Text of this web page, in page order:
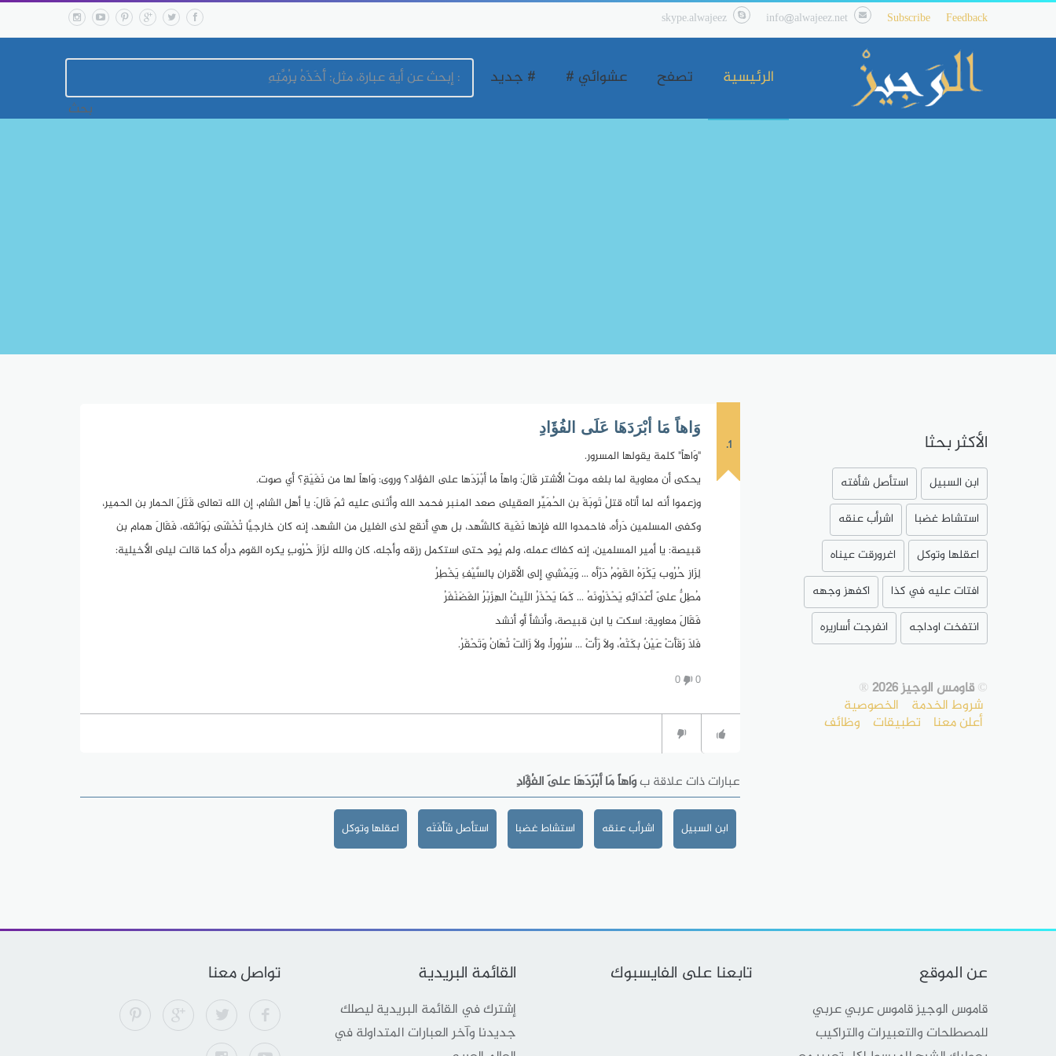
Feedback
Subscribe
info@alwajeez.net
skype.alwajeez
الرئيسية تصفح عشوائي # # جديد
1.
وَاهاً مَا أبْرَدَهَا عَلَى الفُؤَادِ
"وَاهاً" كلمة يقولها المسرور.
يحكى أن معاوية لما بلغه موتُ الأشتر قَالَ: واهاً ما أبْرَدَها على الفؤاد؟ وروى: وَاهاً لها من نَغَيَةٍ؟ أي صوت.
وزعموا أنه لما أتاه قتلُ تَوبَةَ بن الحُمَيِّرِ العقيلى صعد المنبر فحمد الله وأثنى عليه ثمَ قَالَ: يا أهل الشام، إن الله تعالى قَتَلَ الحمار بن الحمير،
وكفى المسلمين دَرأه، فاحمدوا الله فإنها نَغَية كالشَّهد، بل هي أَنقع لذى الغليل من الشهد، إنه كان خارجيَّا تُخْشَى بَوَاثقه، فَقَالَ همام بن
قبيصة: يا أمير المسلمين، إنه كفاك عمله، ولم يُودِ حتى استكمل رزقه وأجله، كان والله لزَازَ حُرُوبٍ يكره القوم درأه كما قالت ليلى الأَخيلية:
لِزَاز حُرُوب يَكْرَهُ القَوْمُ دَرْأه ... وَيَمْشِي إلى الأقرانِ بِالسَّيْفِ يَخْطِرُ
مُطِلٌّ عَلَى أعْدَائِهِ يَحْذَرُونَهُ ... كَمَا يَحْذَرُ اللّيثُ الهِزَبْرُ الغَضَنْفَرُ
فَقَالَ معاوية: اسكت يا ابن قبيصة، وأنشأ أو أنشد
فَلاَ رَقَأَتْ عَيْنٌ بكَتْهُ، ولاَ رَأَتْ ... سُرُوراً، ولاَ زَالَتْ تُهَانُ وَتَحْقَرُ.
0
0
عبارات ذات علاقة بوَاهاً مَا أبْرَدَهَا عَلَى الفُؤَادِ
ابن السبيل اشرأب عنقه استشاط غضبا استأصل شَأْفَتَه اعقلها وتوكل
الأكثر بحثا
ابن السبيل
استأصل شأفته
استشاط غضبا
اشرأب عنقه
اعقلها وتوكل
اغرورقت عيناه
افتات عليه في كذا
اكفهز وجهه
انتفخت اوداجه
انفرجت أساريره
©قاومس الوجيز 2026 ®
شروط الخدمة الخصوصية
أعلن معنا تطبيقات وظائف
عن الموقع
قاموس الوجيز قاموس عربي عربي
للمصطلحات والتعبيرات والتراكيب
تابعنا على الفايسبوك القائمة البريدية
إشترك في القائمة البريدية ليصلك
جديدنا وآخر العبارات المتداولة في
تواصل معنا